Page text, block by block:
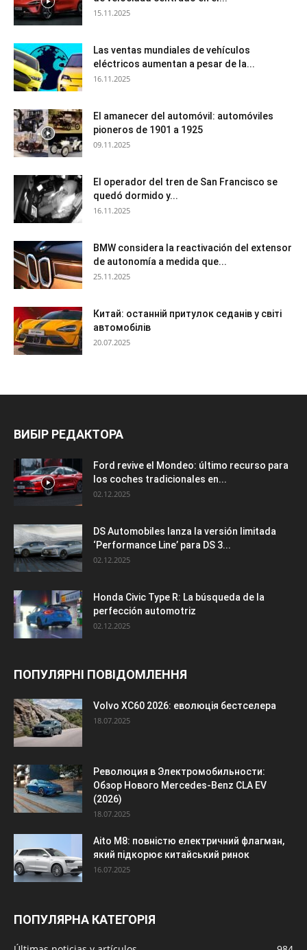
15.11.2025
Las ventas mundiales de vehículos
eléctricos aumentan a pesar de la...
16.11.2025
El amanecer del automóvil: automóviles
pioneros de 1901 a 1925
09.11.2025
El operador del tren de San Francisco se
quedó dormido y...
16.11.2025
BMW considera la reactivación del extensor
de autonomía a medida que...
25.11.2025
Китай: останній притулок седанів у світі
автомобілів
20.07.2025
ВИБІР РЕДАКТОРА
Ford revive el Mondeo: último recurso para
los coches tradicionales en...
02.12.2025
DS Automobiles lanza la versión limitada
‘Performance Line’ para DS 3...
02.12.2025
Honda Civic Type R: La búsqueda de la
perfección automotriz
02.12.2025
ПОПУЛЯРНІ ПОВІДОМЛЕННЯ
Volvo XC60 2026: еволюція бестселера
18.07.2025
Революция в Электромобильности:
Обзор Нового Mercedes-Benz CLA EV
(2026)
18.07.2025
Aito M8: повністю електричний флагман,
який підкорює китайський ринок
16.07.2025
ПОПУЛЯРНА КАТЕГОРІЯ